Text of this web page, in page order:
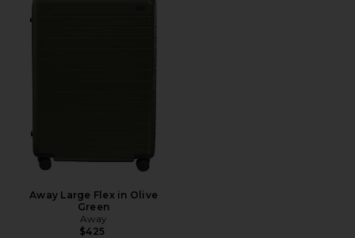
Away Large Flex in Olive
Green
Away
$425